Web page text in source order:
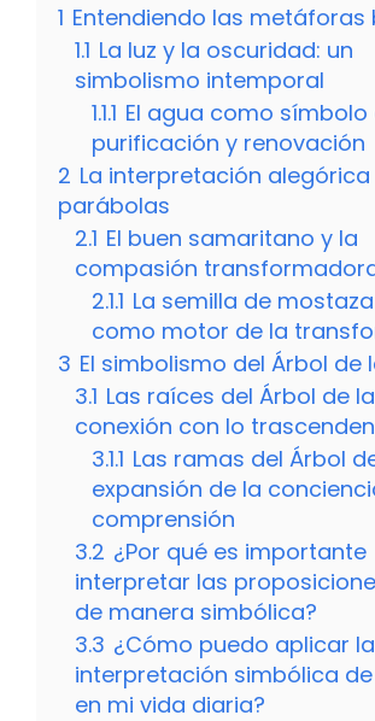
1 Entendiendo las metáforas
1.1 La luz y la oscuridad: un
simbolismo intemporal
1.1.1 El agua como símbolo
purificación y renovación
2 La interpretación alegórica
parábolas
2.1 El buen samaritano y la
compasión
2.1.1 La semilla de
como motor de la
3 El simbolismo del Árbol de
3.1 Las raíces del Árbol de
conexión con lo
3.1.1 Las ramas del Árbol
expansión de la
comprensión
3.2 ¿Por qué es importante
interpretar las
de manera simbólica?
3.3 ¿Cómo puedo aplicar la
interpretación simbólica de
en mi vida diaria?